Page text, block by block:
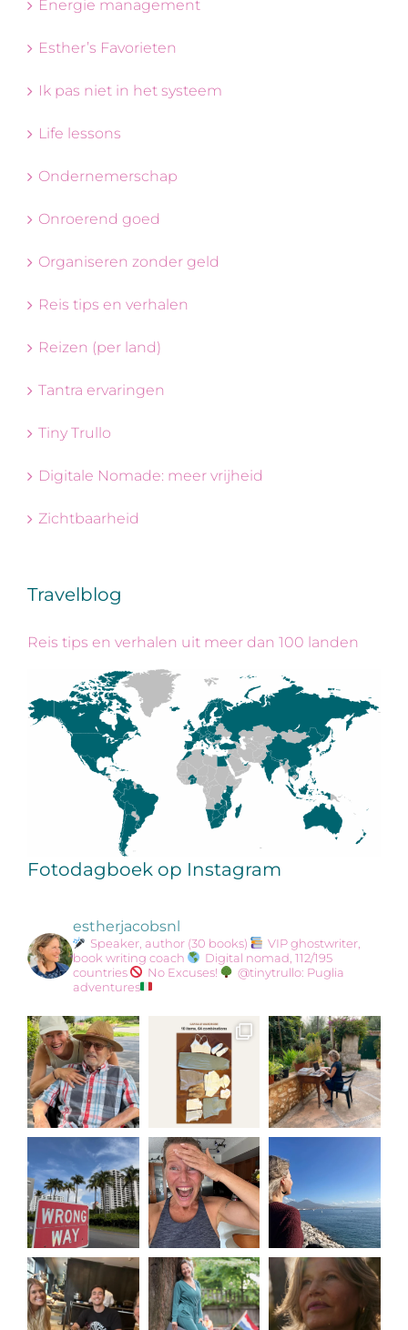
Energie management
Esther’s Favorieten
Ik pas niet in het systeem
Life lessons
Ondernemerschap
Onroerend goed
Organiseren zonder geld
Reis tips en verhalen
Reizen (per land)
Tantra ervaringen
Tiny Trullo
Digitale Nomade: meer vrijheid
Zichtbaarheid
Travelblog
Reis tips en verhalen uit meer dan 100 landen
Fotodagboek op Instagram
estherjacobsnl
Speaker, author (30 books)
VIP ghostwriter,
book writing coach
Digital nomad, 112/195
countries
No Excuses!
@tinytrullo: Puglia
adventures